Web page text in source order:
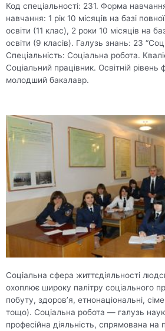
Код спеціальності: 231. Форма
навчання: 1 рік 10 місяців на базі
освіти (11 клас), 2 роки 10 місяців на
освіти (9 класів). Галузь знань: 23
Спеціальність: Соціальна робота.
Соціальний працівник. Освітній рівень
молодший бакалавр.
Соціальна сфера життєдіяльності
охоплює широку палітру соціального
побуту, здоров’я, етнонаціональні,
тощо). Соціальна робота — галузь
професійна діяльність, спрямована на